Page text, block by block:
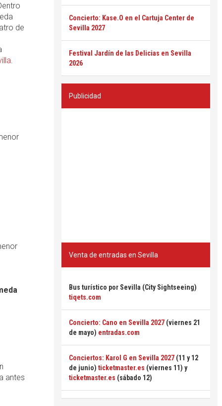
de
.
antes
Concierto: Kase.O en el Cartuja Center de
Sevilla 2027
Festival Jardín de las Delicias en Sevilla
2026
Publicidad
Venta de entradas en Sevilla
Bus turístico por Sevilla (City Sightseeing)
tiqets.com
Concierto: Cano en Sevilla 2027 (viernes 21
de mayo) entradas.com
Conciertos: Karol G en Sevilla 2027 (11 y 12
de junio) ticketmaster.es (viernes 11) y
ticketmaster.es (sábado 12)